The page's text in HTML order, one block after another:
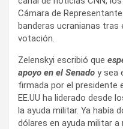
Cámara de
banderas ucranianas tras
votación.
Zelenskyi escribió que
apoyo en el Senado y sea
firmada por el presidente
EE.UU ha liderado desde
la ayuda militar. Ya había
dólares en ayuda militar